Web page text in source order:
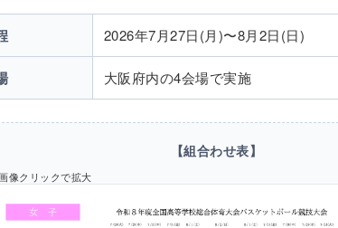
2026年7月27日(月)〜8月2日(日)
大阪府内の4会場で実施
【組合わせ表】
像クリックで拡大